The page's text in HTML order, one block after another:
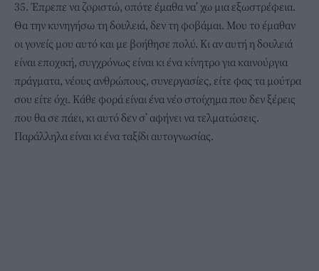
35. Έπρεπε να ζοριστώ, οπότε έμαθα να’ χω μια εξωστρέφεια.
Θα την κυνηγήσω τη δουλειά, δεν τη φοβάμαι. Μου το έμαθαν
οι γονείς μου αυτό και με βοήθησε πολύ. Κι αν αυτή η δουλειά
είναι εποχική, συγχρόνως είναι κι ένα κίνητρο για καινούργια
πράγματα, νέους ανθρώπους, συνεργασίες, είτε φας τα μούτρα
σου είτε όχι. Κάθε φορά είναι ένα νέο στοίχημα που δεν ξέρεις
που θα σε πάει, κι αυτό δεν σ’ αφήνει να τελματώσεις.
Παράλληλα είναι κι ένα ταξίδι αυτογνωσίας.